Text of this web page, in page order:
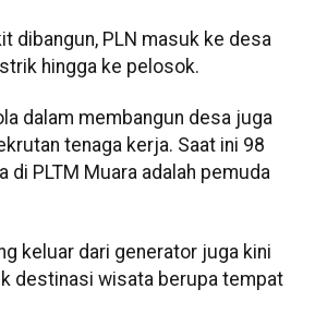
dibangun, PLN masuk ke desa
hingga ke pelosok.
dalam membangun desa juga
tenaga kerja. Saat ini 98
di PLTM Muara adalah pemuda
keluar dari generator juga kini
destinasi wisata berupa tempat